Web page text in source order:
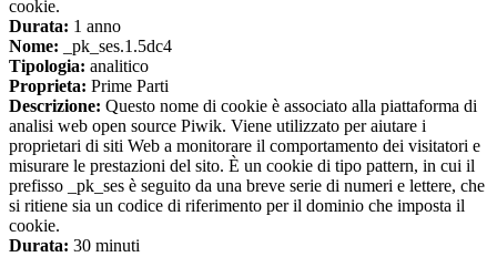
cookie.
Durata: 1 anno
Nome: _pk_ses.1.5dc4
Tipologia: analitico
Proprieta: Prime Parti
Descrizione: Questo nome di cookie è associato alla piattaforma di
analisi web open source Piwik. Viene utilizzato per aiutare i
proprietari di siti Web a monitorare il comportamento dei visitatori e
misurare le prestazioni del sito. È un cookie di tipo pattern, in cui il
prefisso _pk_ses è seguito da una breve serie di numeri e lettere, che
si ritiene sia un codice di riferimento per il dominio che imposta il
cookie.
Durata: 30 minuti